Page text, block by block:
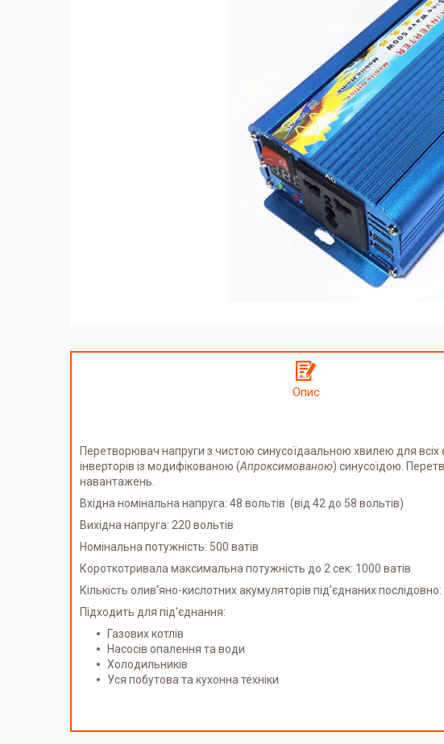
Опис
Перетворювач напруги з чистою синусоїдаальною хвилею для всіх
інверторів із модифікованою (Апроксимованою) синусоїдою.
навантажень.
Вхідна номінальна напруга: 48 вольтів (від 42 до 58 вольтів)
Вихідна напруга: 220 вольтів
Номінальна потужність: 500 ватів
Короткотривала максимальна потужність до 2 сек: 1000 ватів
Кількість олив'яно-кислотних акумуляторів під'єднаних
Підходить для під'єднання:
Газових котлів
Насосів опалення та води
Холодильників
Уся побутова та кухонна техніки